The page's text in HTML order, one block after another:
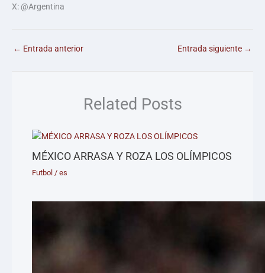
X: @Argentina
← Entrada anterior Entrada siguiente →
Related Posts
MÉXICO ARRASA Y ROZA LOS OLÍMPICOS
Futbol /es